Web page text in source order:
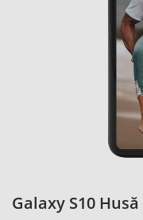
Galaxy S10 Husă
to